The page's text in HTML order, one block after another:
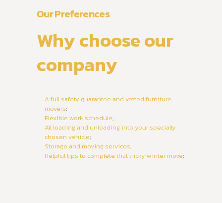
Our Preferences
Why choose our
company
A full safety guarantee and vetted furniture
movers;
Flexible work schedule;
All loading and unloading into your specially
chosen vehicle;
Storage and moving services;
Helpful tips to complete that tricky winter move;